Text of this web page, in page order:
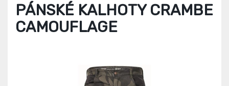
PÁNSKÉ KALHOTY CRAMBE
CAMOUFLAGE